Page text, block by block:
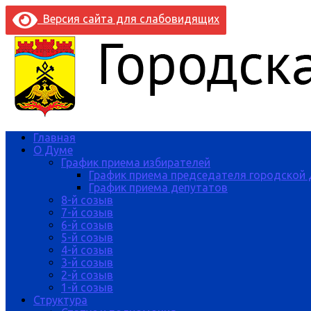
Версия сайта для слабовидящих
Главная
О Думе
График приема избирателей
График приема председателя
График приема депутатов
8-й созыв
7-й созыв
6-й созыв
5-й созыв
4-й созыв
3-й созыв
2-й созыв
1-й созыв
Структура